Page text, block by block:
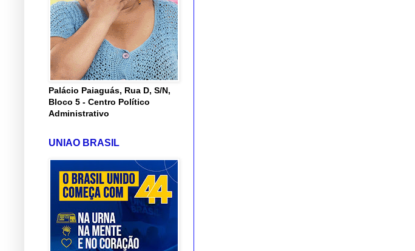
Palácio Paiaguás, Rua D, S/N,
Bloco 5 - Centro Político
Administrativo
UNIAO BRASIL